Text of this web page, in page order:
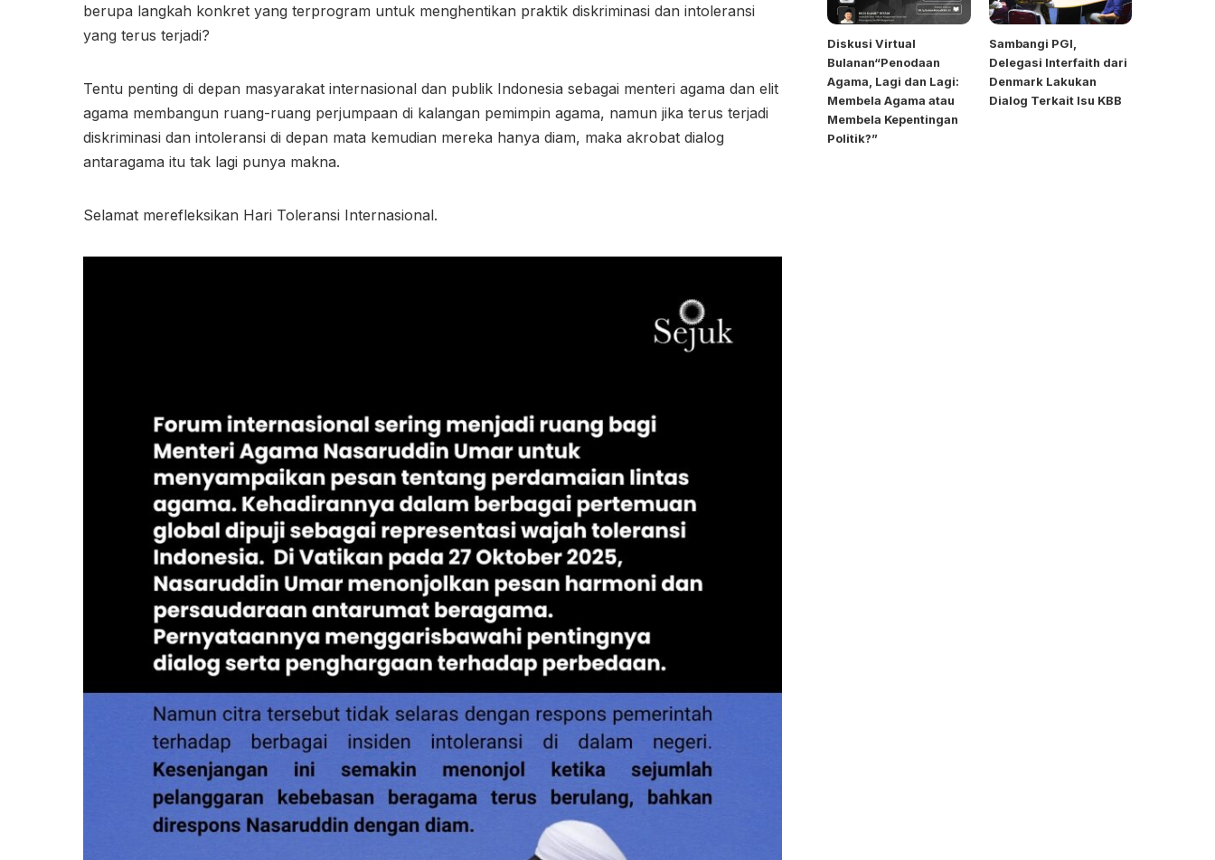
berupa langkah konkret yang terprogram untuk menghentikan praktik diskriminasi dan intoleransi
yang terus terjadi?
Tentu penting di depan masyarakat internasional dan publik Indonesia sebagai menteri agama dan elit
agama membangun ruang-ruang perjumpaan di kalangan pemimpin agama, namun jika terus terjadi
diskriminasi dan intoleransi di depan mata kemudian mereka hanya diam, maka akrobat dialog
antaragama itu tak lagi punya makna.
Selamat merefleksikan Hari Toleransi Internasional.
Diskusi Virtual
Bulanan“Penodaan
Agama, Lagi dan Lagi:
Membela Agama atau
Membela Kepentingan
Politik?”
Sambangi PGI,
Delegasi Interfaith dari
Denmark Lakukan
Dialog Terkait Isu KBB